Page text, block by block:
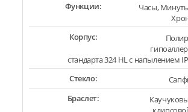
Функции:
Часы,
Корпус:
стандарта 324 HL с напылением
Стекло:
Браслет: